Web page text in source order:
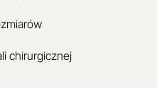
chirurgicznej